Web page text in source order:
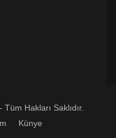
Hakları Saklıdır.
Künye